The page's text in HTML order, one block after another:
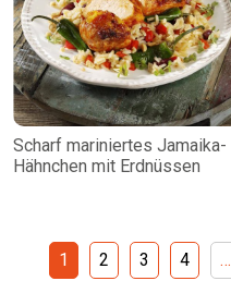
Scharf mariniertes Jamaika-
Hähnchen mit Erdnüssen
1 2 3 4 …